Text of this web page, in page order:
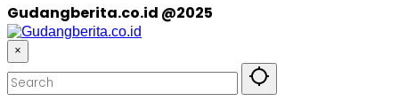
Gudangberita.co.id @2025
×